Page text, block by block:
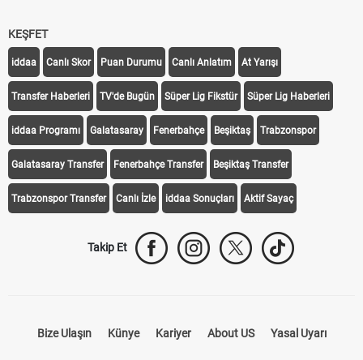
KEŞFET
iddaa Canlı Skor Puan Durumu Canlı Anlatım At Yarışı
Transfer Haberleri TV'de Bugün Süper Lig Fikstür Süper Lig Haberleri
iddaa Programı Galatasaray Fenerbahçe Beşiktaş Trabzonspor
Galatasaray Transfer Fenerbahçe Transfer Beşiktaş Transfer
Trabzonspor Transfer Canlı İzle iddaa Sonuçları Aktif Sayaç
Takip Et
Bize Ulaşın Künye Kariyer About US Yasal Uyarı